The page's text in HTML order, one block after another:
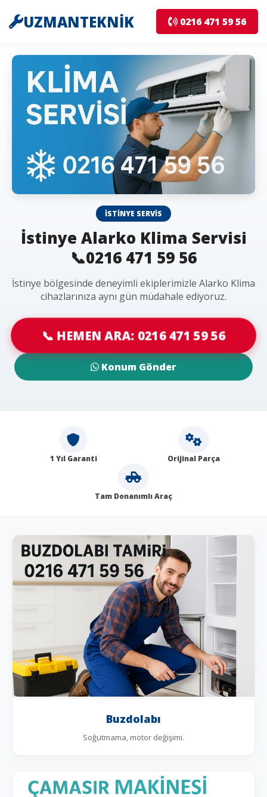
UZMANTEKNİK 0216 471 59 56
İSTINYE SERVIS
İstinye Alarko Klima Servisi
📞0216 471 59 56
İstinye bölgesinde deneyimli ekiplerimizle Alarko Klima
cihazlarınıza aynı gün müdahale ediyoruz.
📞 HEMEN ARA: 0216 471 59 56
Konum Gönder
1 Yıl Garanti Orijinal Parça
Tam Donanımlı Araç
Buzdolabı
Soğutmama, motor değişimi.